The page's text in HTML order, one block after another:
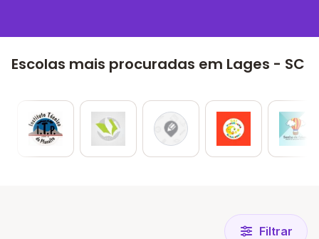
Escolas mais procuradas em Lages - SC
Filtrar